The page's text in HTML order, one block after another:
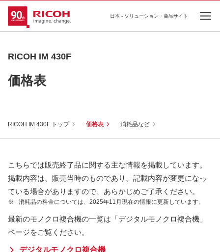
日本 - ソリューション・商品サイト
RICOH IM 430F
価格表
RICOH IM 430F トップ 価格表 消耗品など
こちらでは販売終了品に関する主な情報を掲載しています。
掲載内容は、販売当時のものであり、記載内容が変更になっ
ている場合がありますので、あらかじめご了承ください。
※ 消耗品の料金については、2025年11月現在の情報に更新しています。
最新のモノクロ複合機の一覧は「デジタルモノクロ複合機」
ページをご覧ください。
デジタルモノクロ複合機